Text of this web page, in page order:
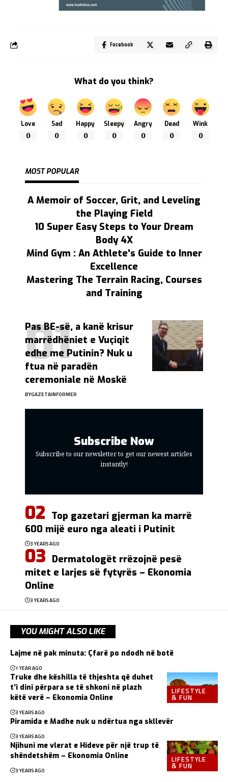
Facebook
What do you think?
Love
0
Sad
0
Happy
0
Sleepy
0
Angry
0
Dead
0
Wink
0
MOST POPULAR
A Memoir of Soccer, Grit, and Leveling
the Playing Field
10 Super Easy Steps to Your Dream
Body 4X
Mind Gym : An Athlete's Guide to Inner
Excellence
Mastering The Terrain Racing, Courses
and Training
Pas BE-së, a kanë krisur
marrëdhëniet e Vuçiqit
edhe me Putinin? Nuk u
ftua në paradën
ceremoniale në Moskë
BYGAZETAINFORMER
Subscribe Now
Subscribe to our newsletter to get our newest articles
instantly!
Top gazetari gjerman ka marrë
600 mijë euro nga aleati i Putinit
3 YEARS AGO
Dermatologët rrëzojnë pesë
mitet e larjes së fytyrës – Ekonomia
Online
3 YEARS AGO
YOU MIGHT ALSO LIKE
Lajme në pak minuta: Çfarë po ndodh në botë
1 YEAR AGO
LIFESTYLE
& FUN
Truke dhe këshilla të thjeshta që duhet
t’i dini përpara se të shkoni në plazh
këtë verë – Ekonomia Online
3 YEARS AGO
Piramida e Madhe nuk u ndërtua nga skllevër
3 YEARS AGO
LIFESTYLE
& FUN
Njihuni me vlerat e Hideve për një trup të
shëndetshëm – Ekonomia Online
3 YEARS AGO